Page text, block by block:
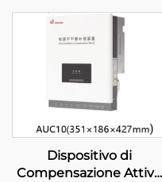
Dispositivo di
Compensazione Attiva